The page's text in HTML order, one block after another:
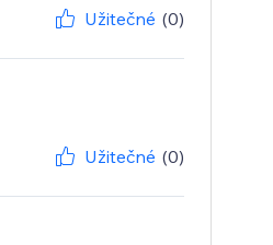
Užitečné (0)
Užitečné (0)